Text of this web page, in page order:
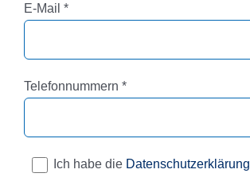
E-Mail Pflichtfeld
*
Telefonnummern Pflichtfeld
*
Ich habe die Datenschutzerklärung